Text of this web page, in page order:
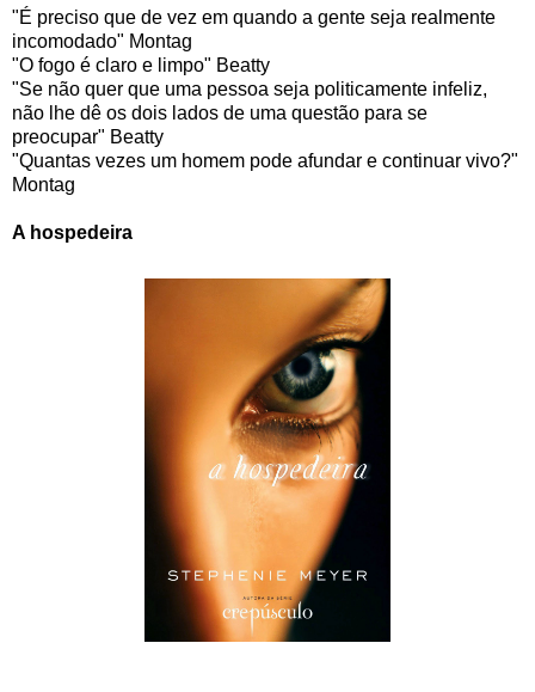
"É preciso que de vez em quando a gente seja realmente
incomodado" Montag
"O fogo é claro e limpo" Beatty
"Se não quer que uma pessoa seja politicamente infeliz,
não lhe dê os dois lados de uma questão para se
preocupar" Beatty
"Quantas vezes um homem pode afundar e continuar vivo?"
Montag
A hospedeira